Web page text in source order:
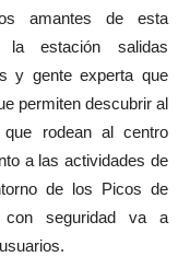
amantes de esta
estación salidas
y gente experta que
permiten descubrir al
rodean al centro
a las actividades de
de los Picos de
con seguridad va a